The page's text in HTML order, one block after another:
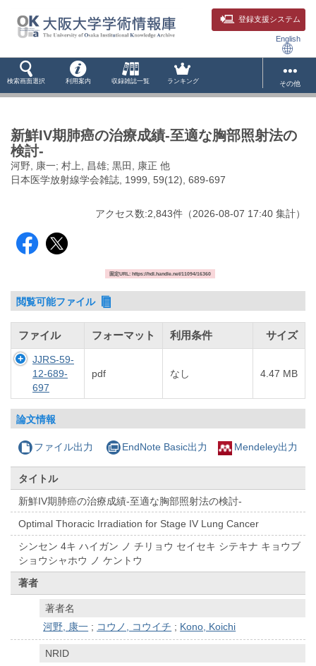
登録支援システム
English
検索画面選択 利用案内 収録雑誌一覧 ランキング その他
新鮮IV期肺癌の治療成績-至適な胸部照射法の
検討-
河野, 康一; 村上, 昌雄; 黒田, 康正 他
日本医学放射線学会雑誌, 1999, 59(12), 689-697
アクセス数:2,843件 （2026-08-07 17:40 集計）
固定URL: https://hdl.handle.net/11094/16360
閲覧可能ファイル
ファイル フォーマット 利用条件 サイズ
JJRS-59-
12-689-
697
pdf なし 4.47 MB
論文情報
ファイル出力 EndNote Basic出力 Mendeley出力
タイトル
新鮮IV期肺癌の治療成績-至適な胸部照射法の検討-
Optimal Thoracic Irradiation for Stage IV Lung Cancer
シンセン 4キ ハイガン ノ チリョウ セイセキ シテキナ キョウブ
ショウシャホウ ノ ケントウ
著者
著者名
河野, 康一 ; コウノ, コウイチ ; Kono, Koichi
NRID